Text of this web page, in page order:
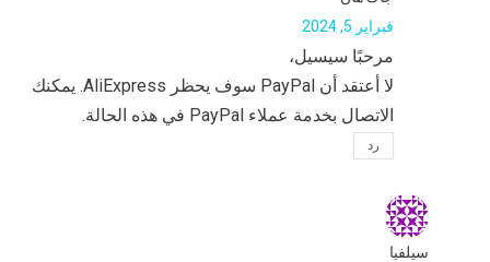
فبراير 5, 2024
مرحبًا سيسيل،
لا أعتقد أن PayPal سوف يحظر AliExpress. يمكنك
الاتصال بخدمة عملاء PayPal في هذه الحالة.
رد
سيلفيا